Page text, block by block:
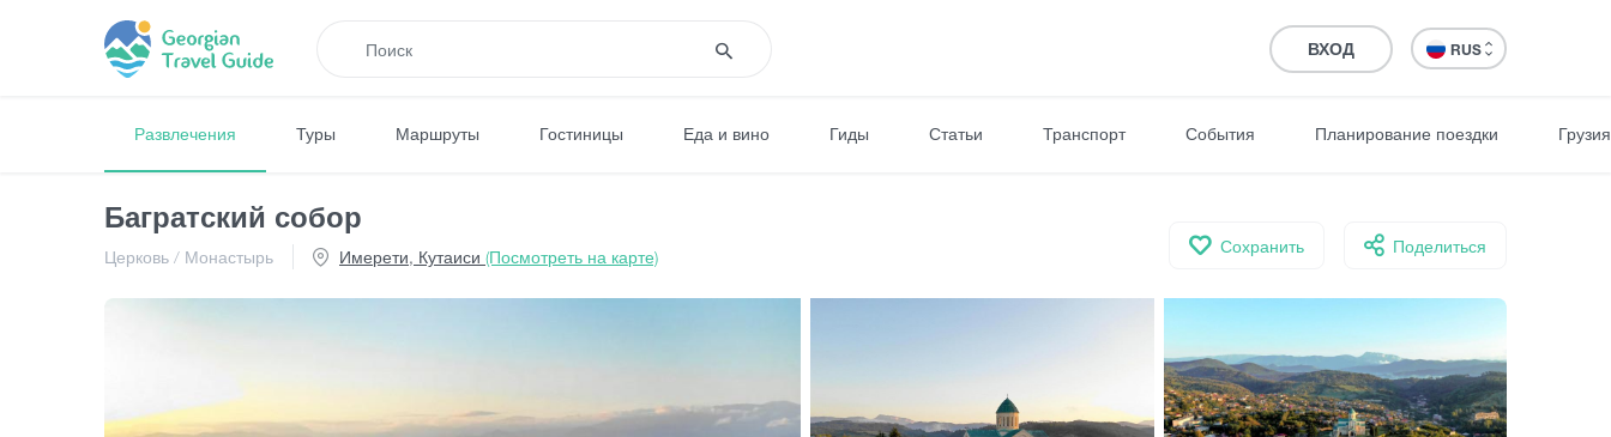
ВХОД RUS
Развлечения Туры Маршруты Гостиницы Еда и вино Гиды Статьи Транспорт События Планирование поездки Грузия
Багратский собор
Церковь / Монастырь Имерети, Кутаиси (Посмотреть на карте)
Сохранить Поделиться